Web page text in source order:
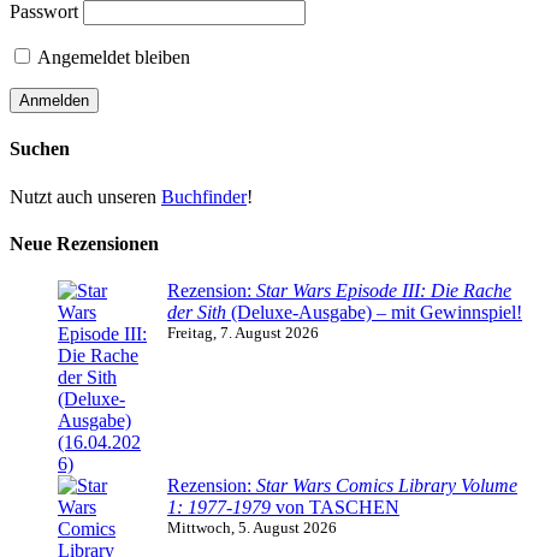
Passwort
Angemeldet bleiben
Suchen
Nutzt auch unseren Buchfinder!
Neue Rezensionen
Rezension: Star Wars Episode III: Die Rache
der Sith (Deluxe-Ausgabe) – mit Gewinnspiel!
Freitag, 7. August 2026
Rezension: Star Wars Comics Library Volume
1: 1977-1979 von TASCHEN
Mittwoch, 5. August 2026